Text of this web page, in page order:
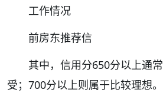
工作情况
前房东推荐信
其中，信用分650分以上通
受；700分以上则属于比较理想。